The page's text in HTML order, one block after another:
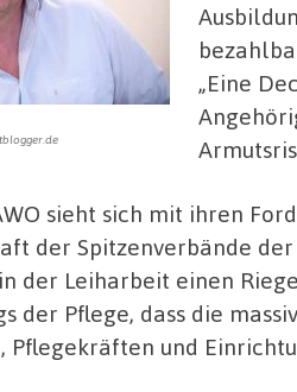
„Eine
sieht sich mit ihren
der Spitzenverbände
der Leiharbeit einen
der Pflege, dass die
Pflegekräften und